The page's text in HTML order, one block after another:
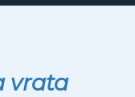
vrata